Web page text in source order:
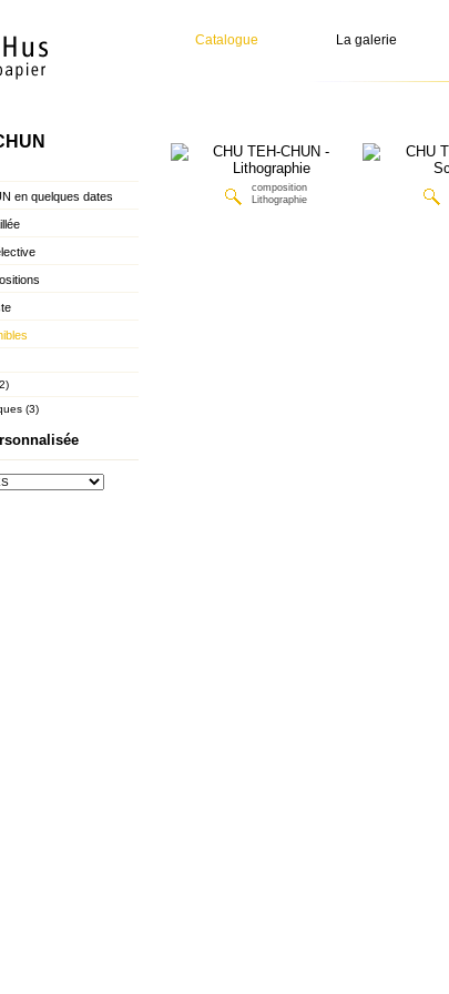
Catalogue La galerie
en quelques dates
(3)
composition
Lithographie